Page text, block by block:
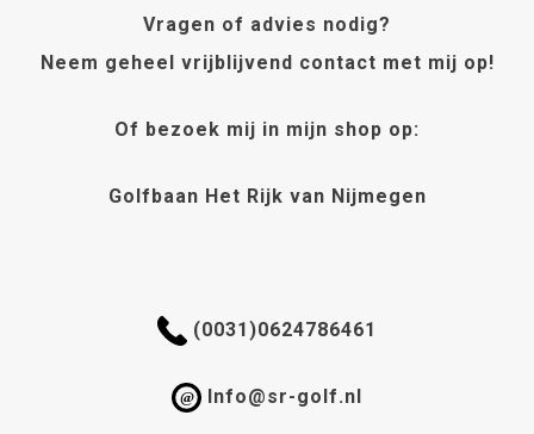
gekozen
Vragen of advies nodig?
Neem geheel vrijblijvend contact met mij op!
Of bezoek mij in mijn shop op:
Golfbaan Het Rijk van Nijmegen
(0031)0624786461
@ Info@sr-golf.nl